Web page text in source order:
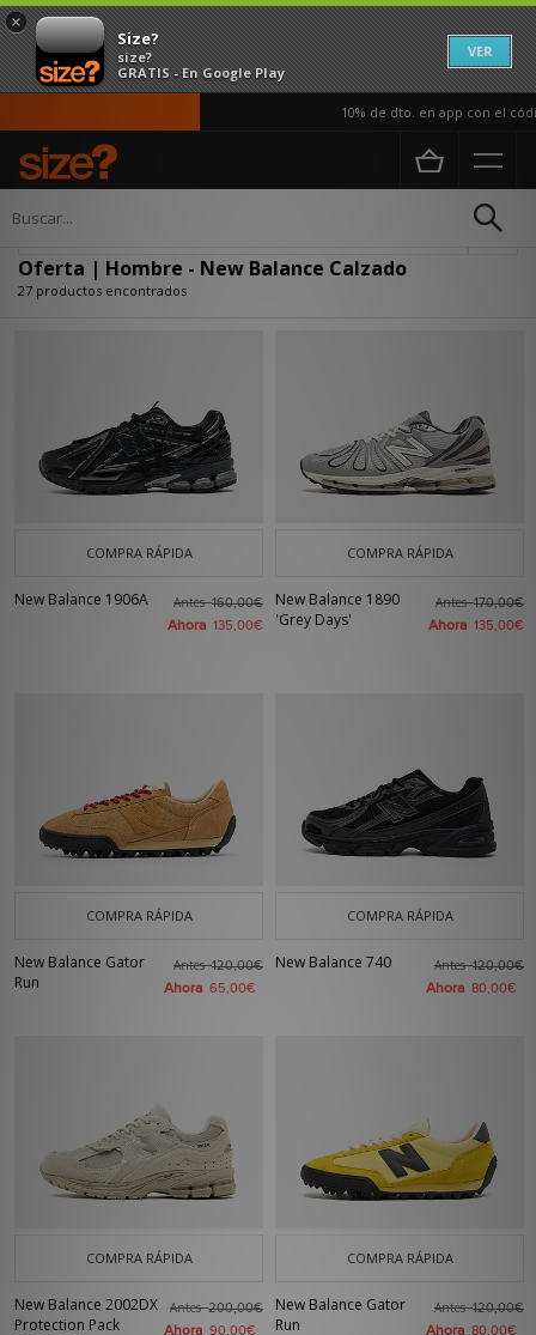
×
Size?
size?
GRATIS - En Google Play
VER
10% de dto. en app con el código
Página principal
Oferta | Hombre - New Balance Calzado
27 productos encontrados
COMPRA RÁPIDA
New Balance 1906A Antes160,00€
Ahora 135,00€
COMPRA RÁPIDA
New Balance 1890
'Grey Days'
Antes170,00€
Ahora 135,00€
COMPRA RÁPIDA
New Balance Gator
Run
Antes120,00€
Ahora 65,00€
COMPRA RÁPIDA
New Balance 740 Antes120,00€
Ahora 80,00€
COMPRA RÁPIDA
New Balance 2002DX
Protection Pack
Antes200,00€
Ahora 90,00€
COMPRA RÁPIDA
New Balance Gator
Run
Antes120,00€
Ahora 80,00€